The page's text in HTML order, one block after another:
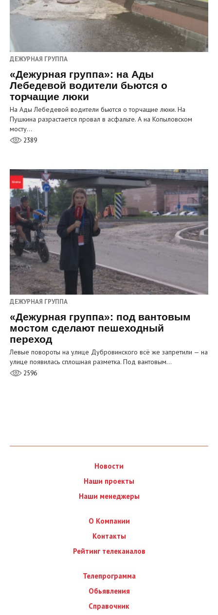
ДЕЖУРНАЯ ГРУППА
«Дежурная группа»: на Ады
Лебедевой водители бьются о
торчащие люки
На Ады Лебедевой водители бьются о торчащие люки. На
Пушкина разрастается провал в асфальте. А на Копыловском
мосту…
2389
ДЕЖУРНАЯ ГРУППА
«Дежурная группа»: под вантовым
мостом сделают пешеходный
переход
Левые повороты на улице Дубровинского всё же запретили — на
улице появилась сплошная разметка. Под вантовым…
2596
Новости
Наши проекты
Наши менеджеры
О Компании
Контакты
Рейтинг телеканалов
Телепрограмма
Обьявления
Справочник